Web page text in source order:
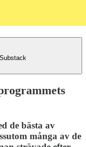
de bästa av
många av de